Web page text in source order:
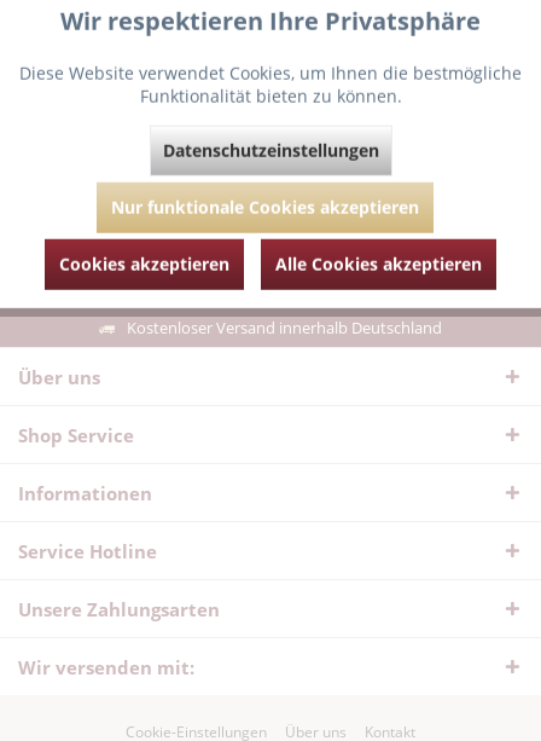
Verfügbare Varianten
Merken
Kostenloser Versand innerhalb Deutschland
Über uns
Shop Service
Informationen
Service Hotline
Unsere Zahlungsarten
Wir versenden mit:
Cookie-Einstellungen Über uns Kontakt
Wir respektieren Ihre Privatsphäre
Diese Website verwendet Cookies, um Ihnen die bestmögliche
Funktionalität bieten zu können.
Datenschutzeinstellungen
Nur funktionale Cookies akzeptieren
Cookies akzeptieren Alle Cookies akzeptieren